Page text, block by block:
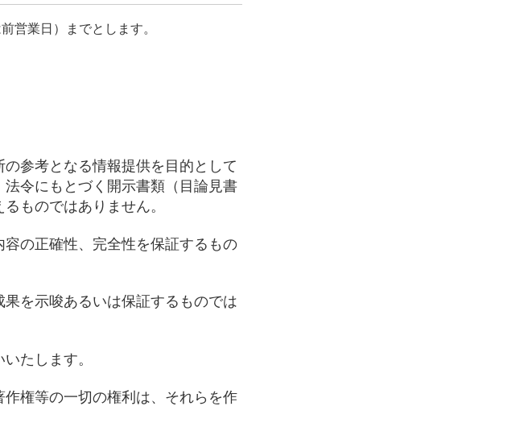
営業日）までとします。
参考となる情報提供を目的として
令にもとづく開示書類（目論見書
ものではありません。
の正確性、完全性を保証するもの
を示唆あるいは保証するものでは
たします。
権等の一切の権利は、それらを作